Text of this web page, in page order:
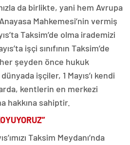
da birlikte, yani hem Avrupa
Mahkemesi’nin vermiş
Taksim’de olma irademizi
işçi sınıfının Taksim’de
şeyden önce hukuk
işçiler, 1 Mayıs’ı kendi
kentlerin en merkezi
hakkına sahiptir.
Taksim Meydanı’nda